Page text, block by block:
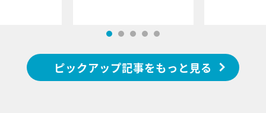
ピックアップ記事をもっと見る